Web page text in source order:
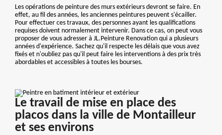
Les opérations de peinture des murs extérieurs devront se faire. En
effet, au fil des années, les anciennes peintures peuvent s'écailler.
Pour effectuer ces travaux, des personnes ayant les qualifications
requises doivent normalement intervenir. Dans ce cas, on peut vous
proposer de vous adresser à JL.Peinture Renovation qui a plusieurs
années d'expérience. Sachez qu'il respecte les délais que vous avez
fixés et n'oubliez pas qu'il peut faire les interventions à des prix très
abordables et accessibles à toutes les bourses.
Le travail de mise en place des
placos dans la ville de Montailleur
et ses environs